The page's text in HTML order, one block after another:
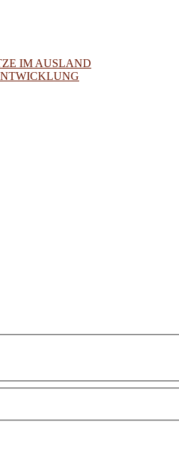
IM AUSLAND